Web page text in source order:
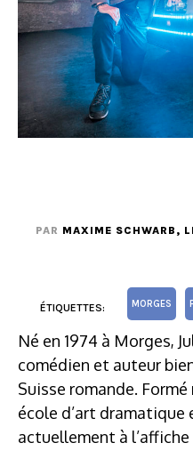
PAR MAXIME SCHWARB ,
ÉTIQUETTES: MORGES
Né en 1974 à Morges,
comédien et auteur
Suisse romande.
école d’art dramatique
actuellement à